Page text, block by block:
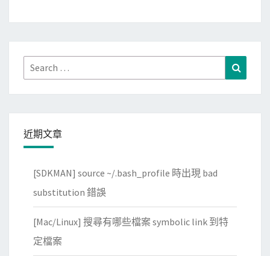
碟
r
s
h
a
光
啦
！
Search
for:
近期文章
[SDKMAN] source ~/.bash_profile 時出現 bad
substitution 錯誤
[Mac/Linux] 搜尋有哪些檔案 symbolic link 到特
定檔案